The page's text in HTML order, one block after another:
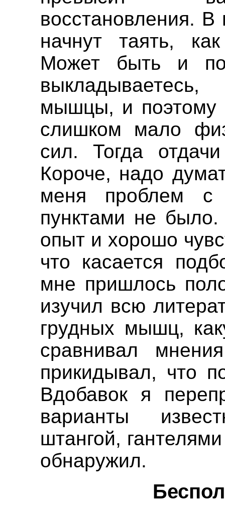
восстановления.
начнут таять,
Может быть и
мышцы, и поэтому
слишком мало
сил. Тогда
Короче, надо
меня проблем с
пунктами не
опыт и хорошо
что касается
мне пришлось
изучил всю
грудных мышц,
сравнивал
прикидывал, что
Вдобавок я
варианты
штангой,
обнаружил.